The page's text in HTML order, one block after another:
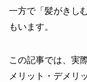
一方で「髪がきし
もいます。
この記事では、実
メリット・デメリ